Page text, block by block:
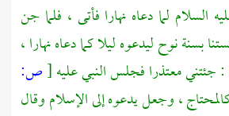
السلام لما دعاه نهارا فأتى ، فلما جن
بسنةنوحليدعوه ليلا كما دعاه نهارا ،
جئتني معتذرا فجلس النبي عليه[ص:
، وجعل يدعوه إلى الإسلام وقال